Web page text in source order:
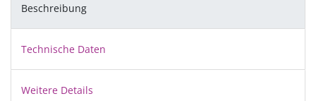
Beschreibung
Technische Daten
Weitere Details